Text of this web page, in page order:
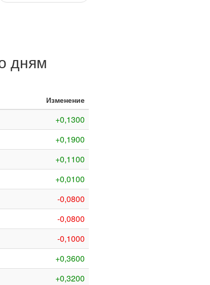
дням
Изменение
+0,1300
+0,1900
+0,1100
+0,0100
-0,0800
-0,0800
-0,1000
+0,3600
+0,3200